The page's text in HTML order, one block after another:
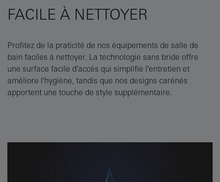
FACILE À NETTOYER
Profitez de la praticité de nos équipements de salle de
bain faciles à nettoyer. La technologie sans bride offre
une surface facile d'accès qui simplifie l'entretien et
améliore l'hygiène, tandis que nos designs carénés
apportent une touche de style supplémentaire.